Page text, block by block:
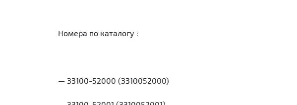
Номера по каталогу :
— 33100-52000 (3310052000)